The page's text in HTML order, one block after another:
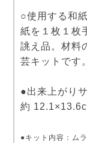
○使用する和
紙を１枚１枚
誂え品。材料
芸キットです。
●出来上がり
約
●キット内容：ム